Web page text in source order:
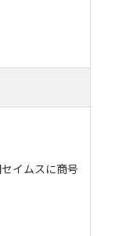
イムスに商号